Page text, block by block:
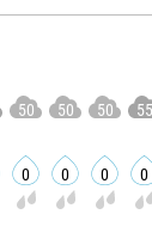
50 50 50 55
0 0 0 0